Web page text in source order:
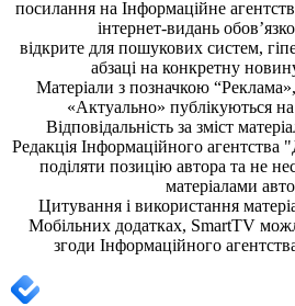
посилання на Інформаційне
інтернет-видань
відкрите для пошукових систем,
абзаці на конкретну
Матеріали з позначкою
«Актуально» публікуються
Відповідальність за зміст
Редакція Інформаційного агентства
поділяти позицію автора та не
матеріалами
Цитування і використання
Мобільних додатках, SmartTV
згоди Інформаційного